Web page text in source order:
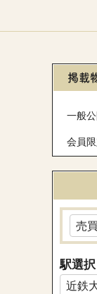
掲載
一般
会員
駅選択